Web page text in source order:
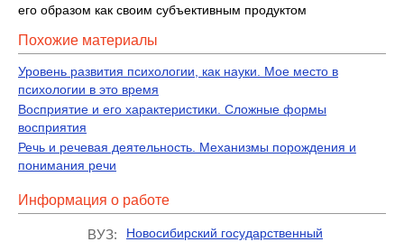
его образом как своим субъективным продуктом
Похожие материалы
Уровень развития психологии, как науки. Мое место в
психологии в это время
Восприятие и его характеристики. Сложные формы
восприятия
Речь и речевая деятельность. Механизмы порождения и
понимания речи
Информация о работе
ВУЗ: Новосибирский государственный